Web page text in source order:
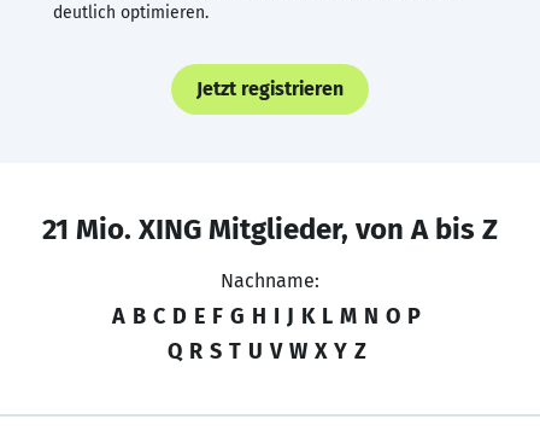
deutlich optimieren.
Jetzt registrieren
21 Mio. XING Mitglieder, von A bis Z
Nachname:
A B C D E F G H I J K L M N O P
Q R S T U V W X Y Z